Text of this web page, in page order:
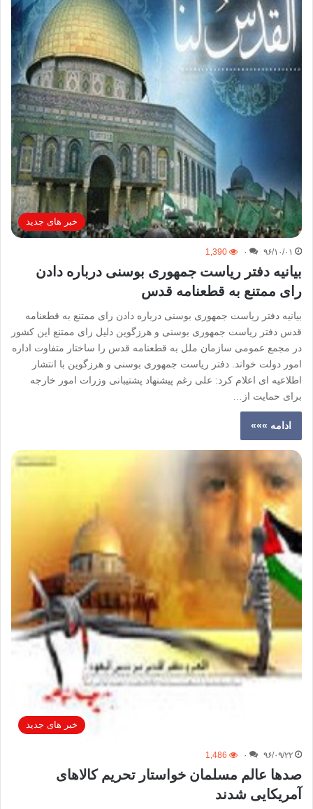
خبر های جدید
۹۶/۱۰/۰۱ ۰ 1,390
بیانیه دفتر ریاست جمهوری بوسنی درباره دادن
رای ممتنع به قطعنامه قدس
بیانیه دفتر ریاست جمهوری بوسنی درباره دادن رای ممتنع به قطعنامه
قدس دفتر ریاست جمهوری بوسنی و هرزگوین دلیل رای ممتنع این کشور
در مجمع عمومی سازمان ملل به قطعنامه قدس را ساختار متفاوت اداره
امور دولت خواند. دفتر ریاست جمهوری بوسنی و هرزگوین با انتشار
اطلاعیه ای اعلام کرد: علی رغم پیشنهاد پشتیبانی وزرات امور خارجه
برای حمایت از…
ادامه »»»
خبر های جدید
۹۶/۰۹/۲۲ ۰ 1,486
صدها عالم مسلمان خواستار تحریم کالاهای
آمریکایی شدند